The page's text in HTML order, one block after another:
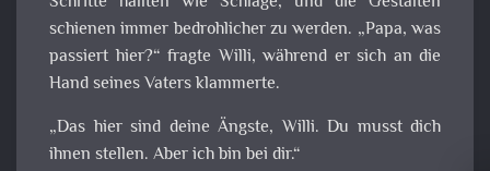
schienen immer bedrohlicher zu werden. „Papa, was
passiert hier?“ fragte Willi, während er sich an die
Hand seines Vaters klammerte.
„Das hier sind deine Ängste, Willi. Du musst dich
ihnen stellen. Aber ich bin bei dir.“